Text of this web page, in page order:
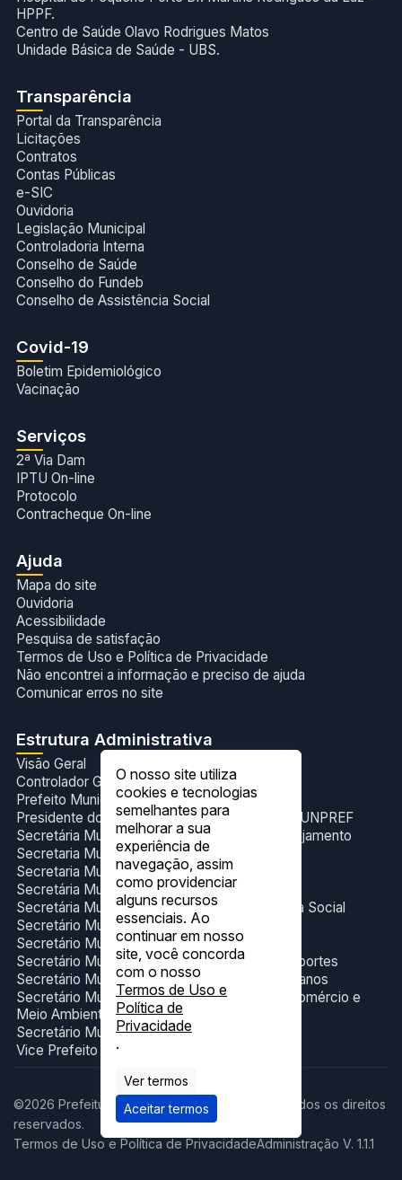
HPPF.
Centro de Saúde Olavo Rodrigues Matos
Unidade Básica de Saúde - UBS.
Transparência
Portal da Transparência
Licitações
Contratos
Contas Públicas
e-SIC
Ouvidoria
Legislação Municipal
Controladoria Interna
Conselho de Saúde
Conselho do Fundeb
Conselho de Assistência Social
Covid-19
Boletim Epidemiológico
Vacinação
Serviços
2ª Via Dam
IPTU On-line
Protocolo
Contracheque On-line
Ajuda
Mapa do site
Ouvidoria
Acessibilidade
Pesquisa de satisfação
Termos de Uso e Política de Privacidade
Não encontrei a informação e preciso de ajuda
Comunicar erros no site
Estrutura Administrativa
Visão Geral
Controlador Geral do Município
Prefeito Municipal
Presidente do Fundo de Previdência Social- FUNPREF
Secretária Municipal de Administração e Planejamento
Secretaria Municipal de Cultura e Eventos
Secretaria Municipal de Esporte
Secretária Municipal de Gabinete
Secretária Municipal de Trabalho e Assistência Social
Secretário Municipal de Educação
Secretário Municipal de Finanças
Secretário Municipal de Infraestrutura e Transportes
Secretário Municipal de Obras e Serviços Urbanos
Secretário Municipal de Produção, Indústria,Comércio e
Meio Ambiente
Secretário Municipal de Saúde.
Vice Prefeito Municipal
©2026 Prefeitura Municipal de Figueirópolis. Todos os direitos
reservados.
Termos de Uso e Política de PrivacidadeAdministração V. 1.1.1
O nosso site utiliza
cookies e tecnologias
semelhantes para
melhorar a sua
experiência de
navegação, assim
como providenciar
alguns recursos
essenciais. Ao
continuar em nosso
site, você concorda
com o nosso
Termos de Uso e
Política de
Privacidade
.
Ver termos
Aceitar termos